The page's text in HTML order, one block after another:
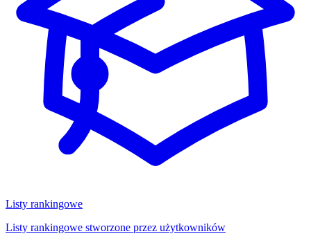
Listy rankingowe
Listy rankingowe stworzone przez użytkowników